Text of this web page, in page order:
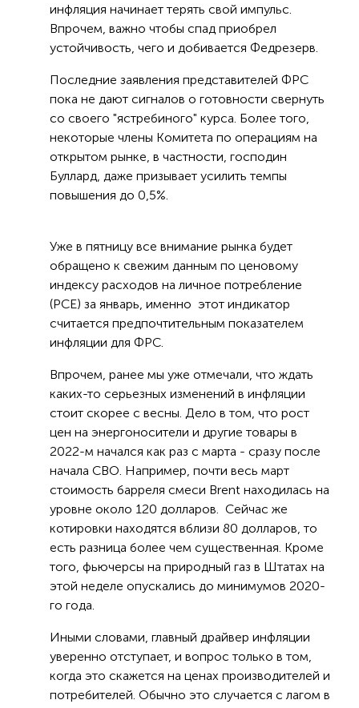
инфляция начинает терять свой импульс.
Впрочем, важно чтобы спад приобрел
устойчивость, чего и добивается Федрезерв.
Последние заявления представителей ФРС
пока не дают сигналов о готовности свернуть
со своего "ястребиного" курса. Более того,
некоторые члены Комитета по операциям на
открытом рынке, в частности, господин
Буллард, даже призывает усилить темпы
повышения до 0,5%.
Уже в пятницу все внимание рынка будет
обращено к свежим данным по ценовому
индексу расходов на личное потребление
(PCE) за январь, именно этот индикатор
считается предпочтительным показателем
инфляции для ФРС.
Впрочем, ранее мы уже отмечали, что ждать
каких-то серьезных изменений в инфляции
стоит скорее с весны. Дело в том, что рост
цен на энергоносители и другие товары в
2022-м начался как раз с марта - сразу после
начала СВО. Например, почти весь март
стоимость барреля смеси Brent находилась на
уровне около 120 долларов. Сейчас же
котировки находятся вблизи 80 долларов, то
есть разница более чем существенная. Кроме
того, фьючерсы на природный газ в Штатах на
этой неделе опускались до минимумов 2020-
го года.
Иными словами, главный драйвер инфляции
уверенно отступает, и вопрос только в том,
когда это скажется на ценах производителей и
потребителей. Обычно это случается с лагом в